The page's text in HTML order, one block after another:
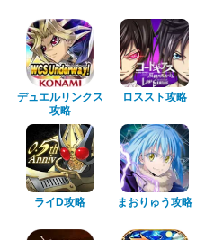
デュエルリンクス
攻略
ロススト攻略
ライD攻略 まおりゅう攻略